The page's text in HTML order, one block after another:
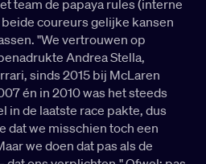
team de papaya rules (interne
coureurs gelijke kansen
"We vertrouwen op
Andrea Stella,
sinds 2015 bij McLaren
én in 2010 was het steeds
in de laatste race pakte, dus
dat we misschien toch een
we doen dat pas als de